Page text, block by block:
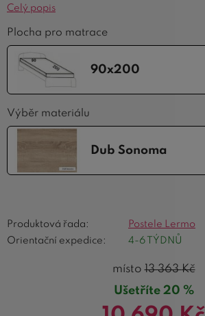
Celý popis
Plocha pro matrace
90x200
Výběr materiálu
Dub Sonoma
Produktová řada:
Postele Lermo
Orientační expedice:
4-6 TÝDNŮ
místo13 363Kč
Ušetříte 20 %